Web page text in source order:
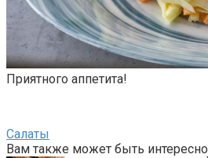
Приятного аппетита!
Салаты
Вам также может быть интересно